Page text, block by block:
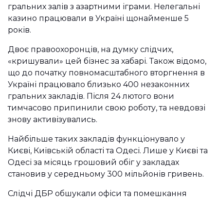
гральних залів з азартними іграми. Нелегальні
казино працювали в Україні щонайменше 5
років.
Двоє правоохоронців, на думку слідчих,
«кришували» цей бізнес за хабарі. Також відомо,
що до початку повномасштабного вторгнення в
Україні працювало близько 400 незаконних
гральних закладів. Після 24 лютого вони
тимчасово припинили свою роботу, та невдовзі
знову активізувались.
Найбільше таких закладів функціонувало у
Києві, Київській області та Одесі. Лише у Києві та
Одесі за місяць грошовий обіг у закладах
становив у середньому 300 мільйонів гривень.
Слідчі ДБР обшукали офіси та помешкання